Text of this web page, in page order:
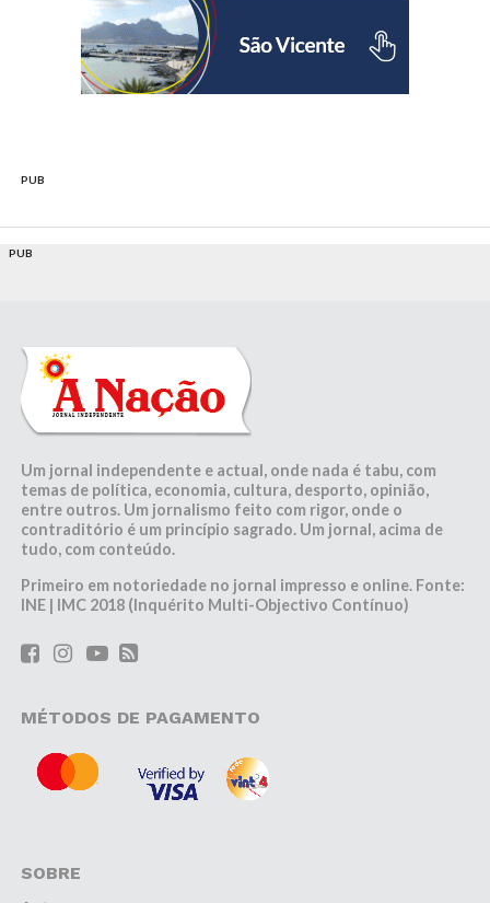
PUB
PUB
Um jornal independente e actual, onde nada é tabu, com
temas de política, economia, cultura, desporto, opinião,
entre outros. Um jornalismo feito com rigor, onde o
contraditório é um princípio sagrado. Um jornal, acima de
tudo, com conteúdo.
Primeiro em notoriedade no jornal impresso e online. Fonte:
INE | IMC 2018 (Inquérito Multi-Objectivo Contínuo)
MÉTODOS DE PAGAMENTO
SOBRE